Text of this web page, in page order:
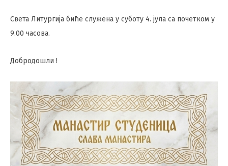
Света Литургија биће служена у суботу 4. јула са почетком у
9.00 часова.
Добродошли !